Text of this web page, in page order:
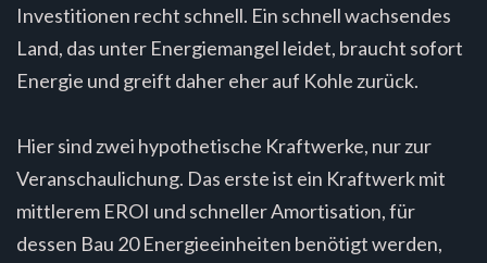
Investitionen recht schnell. Ein schnell wachsendes
Land, das unter Energiemangel leidet, braucht sofort
Energie und greift daher eher auf Kohle zurück.
Hier sind zwei hypothetische Kraftwerke, nur zur
Veranschaulichung. Das erste ist ein Kraftwerk mit
mittlerem EROI und schneller Amortisation, für
dessen Bau 20 Energieeinheiten benötigt werden,